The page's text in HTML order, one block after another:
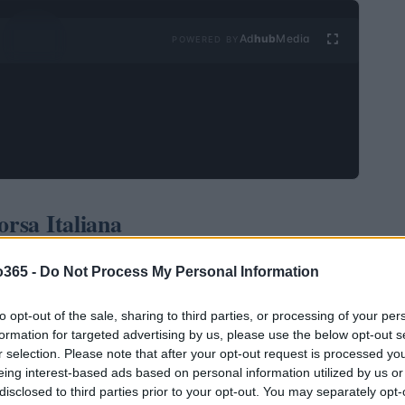
- Do Not Process My Personal Information
opt-out of the sale, sharing to third parties, or processing of your
for targeted advertising by us, please use the below opt-out
selection. Please note that after your opt-out request is processed
interest-based ads based on personal information utilized by us
to third parties prior to your opt-out. You may separately
Ad hubMedia
Italiana
atingiu um valor de836 bilhões de euros
Esses dados incluem os resultados da EGM, a
e da Vorvel, onde títulos de bancos menores
é um sinal positivo para o mercado, mostrando um
um aumento de12% para as empresas listadas